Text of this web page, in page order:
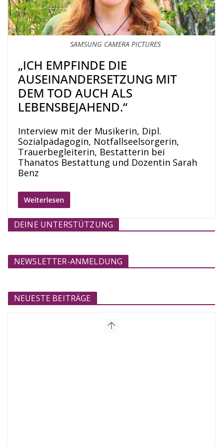
SAMSUNG CAMERA PICTURES
„ICH EMPFINDE DIE
AUSEINANDERSETZUNG MIT
DEM TOD AUCH ALS
LEBENSBEJAHEND.“
Interview mit der Musikerin, Dipl.
Sozialpädagogin, Notfallseelsorgerin,
Trauerbegleiterin, Bestatterin bei
Thanatos Bestattung und Dozentin Sarah
Benz
Weiterlesen
DEINE UNTERSTÜTZUNG
NEWSLETTER-ANMELDUNG
NEUESTE BEITRÄGE